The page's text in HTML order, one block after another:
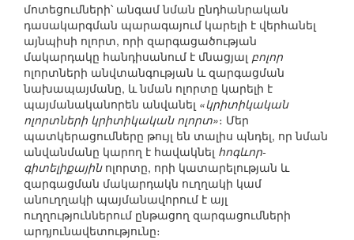
մոտեցումների՝ անգամ նման ընդհանրական
դասակարգման պարագայում կարելի է վերհանել
այնպիսի ոլորտ, որի զարգացածության
մակարդակը հանդիսանում է մնացյալ բոլոր
ոլորտների անվտանգության և զարգացման
նախապայմանը, և նման ոլորտը կարելի է
պայմանականորեն անվանել «կրիտիկական
ոլորտների կրիտիկական ոլորտ»։ Մեր
պատկերացումները թույլ են տալիս պնդել, որ նման
անվանմանը կարող է հավակնել հոգևոր-
գիտելիքայինոլորտը, որի կատարելության և
զարգացման մակարդակն ուղղակի կամ
անուղղակի պայմանավորում է այլ
ուղղություններում ընթացող զարգացումների
արդյունավետությունը։